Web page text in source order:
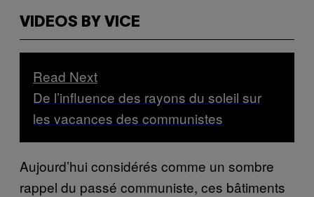
VIDEOS BY VICE
Read Next
De l’influence des rayons du soleil sur
les vacances des communistes
Aujourd’hui considérés comme un sombre
rappel du passé communiste, ces bâtiments